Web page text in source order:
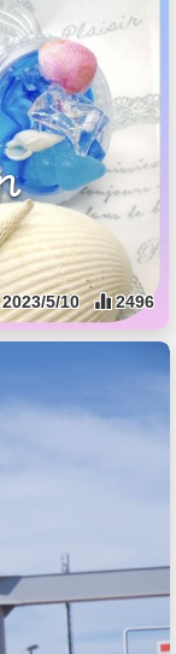
5/10 2496